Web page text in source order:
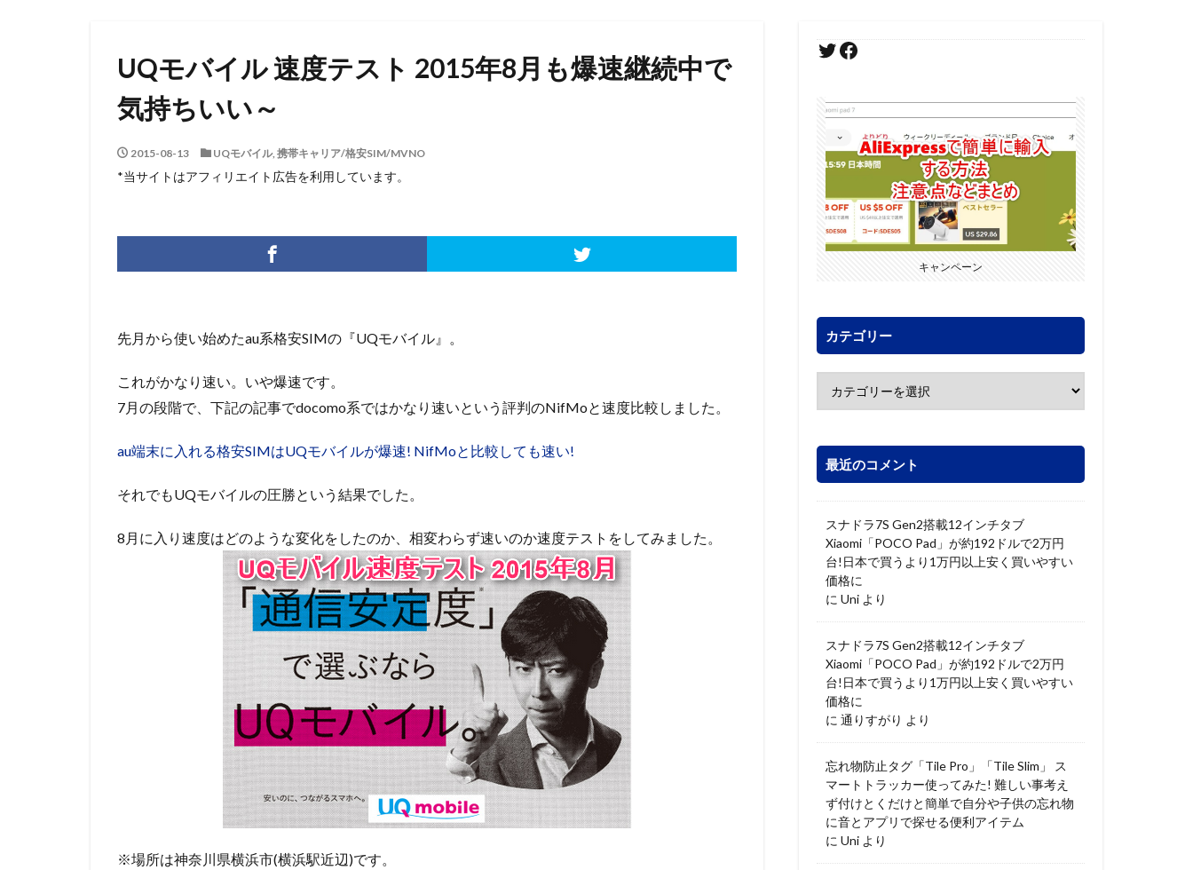
UQモバイル 速度テスト 2015年8月も爆速継続中で
気持ちいい～
2015-08-13 UQモバイル, 携帯キャリア/格安SIM/MVNO
*当サイトはアフィリエイト広告を利用しています。
先月から使い始めたau系格安SIMの『UQモバイル』。
これがかなり速い。いや爆速です。
7月の段階で、下記の記事でdocomo系ではかなり速いという評判のNifMoと速度比較しました。
au端末に入れる格安SIMはUQモバイルが爆速! NifMoと比較しても速い!
それでもUQモバイルの圧勝という結果でした。
8月に入り速度はどのような変化をしたのか、相変わらず速いのか速度テストをしてみました。
※場所は神奈川県横浜市(横浜駅近辺)です。
キャンペーン
カテゴリー
最近のコメント
スナドラ7S Gen2搭載12インチタブ
Xiaomi「POCO Pad」が約192ドルで2万円
台!日本で買うより1万円以上安く買いやすい
価格に
に Uni より
スナドラ7S Gen2搭載12インチタブ
Xiaomi「POCO Pad」が約192ドルで2万円
台!日本で買うより1万円以上安く買いやすい
価格に
に 通りすがり より
忘れ物防止タグ「Tile Pro」「Tile Slim」 ス
マートトラッカー使ってみた! 難しい事考え
ず付けとくだけと簡単で自分や子供の忘れ物
に音とアプリで探せる便利アイテム
に Uni より